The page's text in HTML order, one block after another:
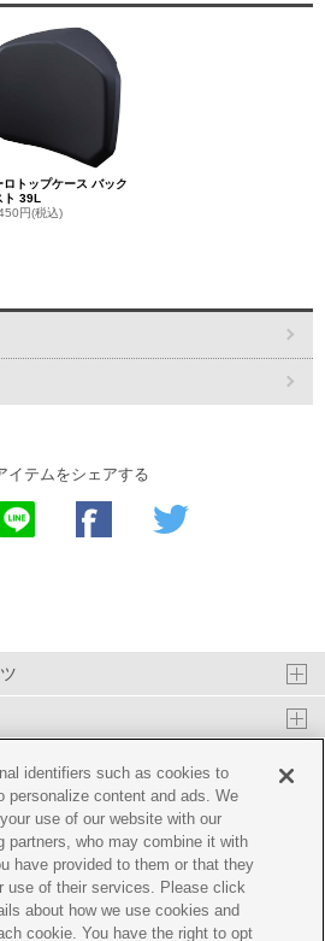
ロトップケース バック
ト 39L
円(税込)
イテムをシェアする
ント
identifiers such as cookies to
personalize content and ads. We
use of our website with our
partners, who may combine it with
have provided to them or that they
use of their services. Please click
about how we use cookies and
cookie. You have the right to opt